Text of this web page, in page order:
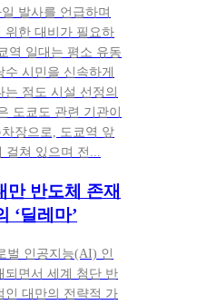
발사를 언급하며
위한 대비가 필요하
역 일대는 평소 유동
시민을 신속하게
점도 시설 선정의
도쿄도 관련 기관이
장으로, 도쿄역 앞
걸쳐 있으며 전...
반도체 존재
‘딜레마’
벌 인공지능(AI) 인
되면서 세계 첨단 반
인 대만의 전략적 가